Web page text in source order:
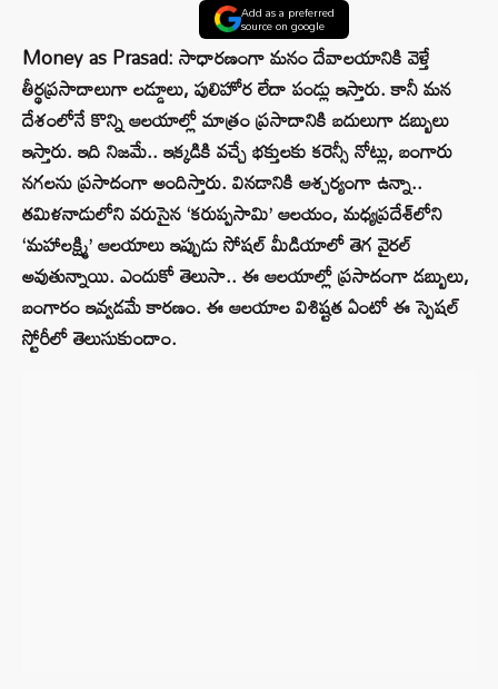
Add as a preferred
source on google
Money as Prasad: సాధారణంగా మనం దేవాలయానికి వెళ్తే
తీర్థప్రసాదాలుగా లడ్డూలు, పులిహోర లేదా పండ్లు ఇస్తారు. కానీ మన
దేశంలోనే కొన్ని ఆలయాల్లో మాత్రం ప్రసాదానికి బదులుగా డబ్బులు
ఇస్తారు. ఇది నిజమే.. ఇక్కడికి వచ్చే భక్తులకు కరెన్సీ నోట్లు, బంగారు
నగలను ప్రసాదంగా అందిస్తారు. వినడానికి ఆశ్చర్యంగా ఉన్నా..
తమిళనాడులోని వరుసైన ‘కరుప్పసామి’ ఆలయం, మధ్యప్రదేశ్‌లోని
‘మహాలక్ష్మి’ ఆలయాలు ఇప్పుడు సోషల్ మీడియాలో తెగ వైరల్
అవుతున్నాయి. ఎందుకో తెలుసా.. ఈ ఆలయాల్లో ప్రసాదంగా డబ్బులు,
బంగారం ఇవ్వడమే కారణం. ఈ ఆలయాల విశిష్టత ఏంటో ఈ స్పెషల్
స్టోరీలో తెలుసుకుందాం.